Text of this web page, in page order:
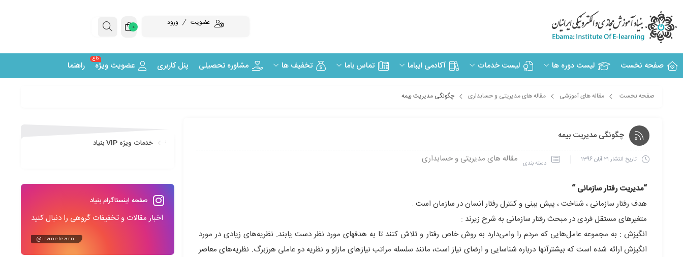
عضویت ورود 0
صفحه نخست لیست دوره ها لیست خدمات آکادمی ایباما تماس باما تخفیف ها مشاوره تحصیلی پنل کاربری عضویت ویژه
داغ
راهنما
صفحه نخست مقاله های آموزشی مقاله های مدیریتی و حسابداری چگونگی مدیریت بیمه
چگونگی مدیریت بیمه
تاریخ انتشار21 آبان 1396 دسته بندی مقاله های مدیریتی و حسابداری
“مدیریت رفتار سازمانی “
هدف رفتار سازمانی ، شناخت ، پیش بینی و کنترل رفتار انسان در سازمان است .
متغیرهای مستقل فردی در مبحث رفتار سازمانی به شرح زیرند :
انگیزش : به مجموعه عامل‌هایی که مردم را وامی‌دارد به روش خاص رفتار و تلاش کنند تا به هدفهای مورد نظر دست یابند. نظریه‌های زیادی در مورد
انگیزش ارائه شده است که بیشترآنها درباره شناسایی و ارضای نیاز است، مانند سلسله مراتب نیازهای مازلو و نظریه دو عاملی هرزبرگ. نظریه‌های معاصر
خدمات ویژه VIP بنیاد
صفحه اینستاگرام بنیاد
اخبار مقالات و تخفیفات گروهی را دنبال کنید
@iranelearn